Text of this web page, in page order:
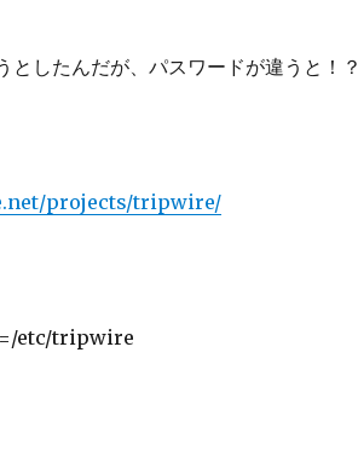
したんだが、パスワードが違うと！？
projects/tripwire/
etc/tripwire